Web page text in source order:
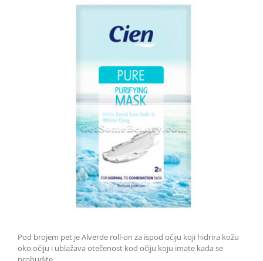
Pod brojem pet je Alverde roll-on za ispod očiju koji hidrira kožu
oko očiju i ublažava otečenost kod očiju koju imate kada se